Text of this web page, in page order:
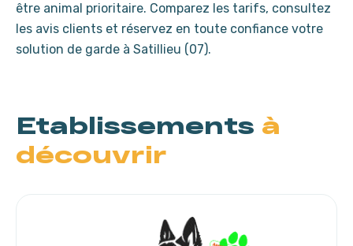
être animal prioritaire. Comparez les tarifs, consultez
les avis clients et réservez en toute confiance votre
solution de garde à Satillieu (07).
Etablissements à
découvrir